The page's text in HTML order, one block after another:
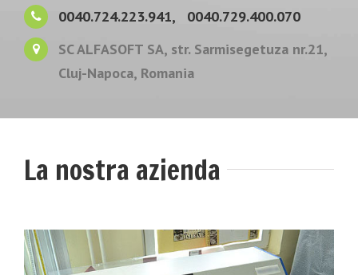
0040.724.223.941,
0040.729.400.070
SC ALFASOFT SA, str. Sarmisegetuza nr.21,
Cluj-Napoca, Romania
La nostra azienda